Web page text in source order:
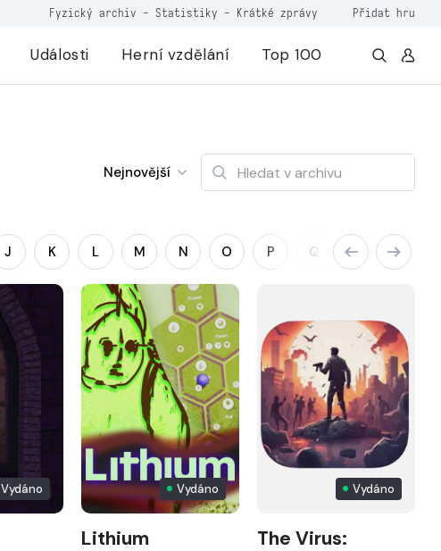
Fyzický archiv - Statistiky - Krátké zprávy Přidat hru
Události Herní vzdělání Top 100
Nejnovější
J K L M N O P Q R S
Vydáno Vydáno
Lithium
Vydáno
The Virus: